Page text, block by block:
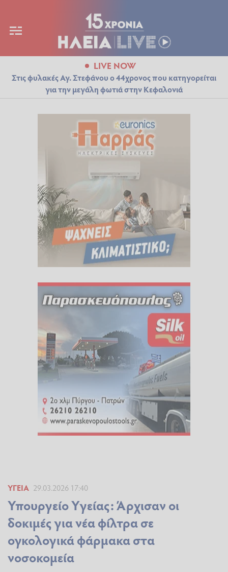
LIVE NOW
Στις φυλακές Αγ. Στεφάνου ο 44χρονος που κατηγορείται
για την μεγάλη φωτιά στην Κεφαλονιά
ΥΓΕΊΑ 29.03.2026 17:40
Υπουργείο Υγείας: Άρχισαν οι
δοκιμές για νέα φίλτρα σε
ογκολογικά φάρμακα στα
νοσοκομεία